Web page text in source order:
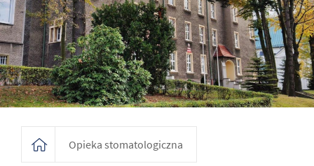
Opieka stomatologiczna